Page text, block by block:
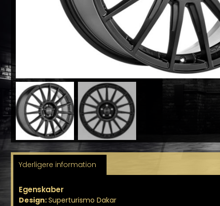
Yderligere information
Egenskaber
Design:Superturismo Dakar